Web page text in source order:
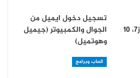
للكمبيوتر على ويندوز7، 10
تسجيل دخول ايميل من
الجوال والكمبيوتر (جيميل
وهوتميل)
العاب وبرامج